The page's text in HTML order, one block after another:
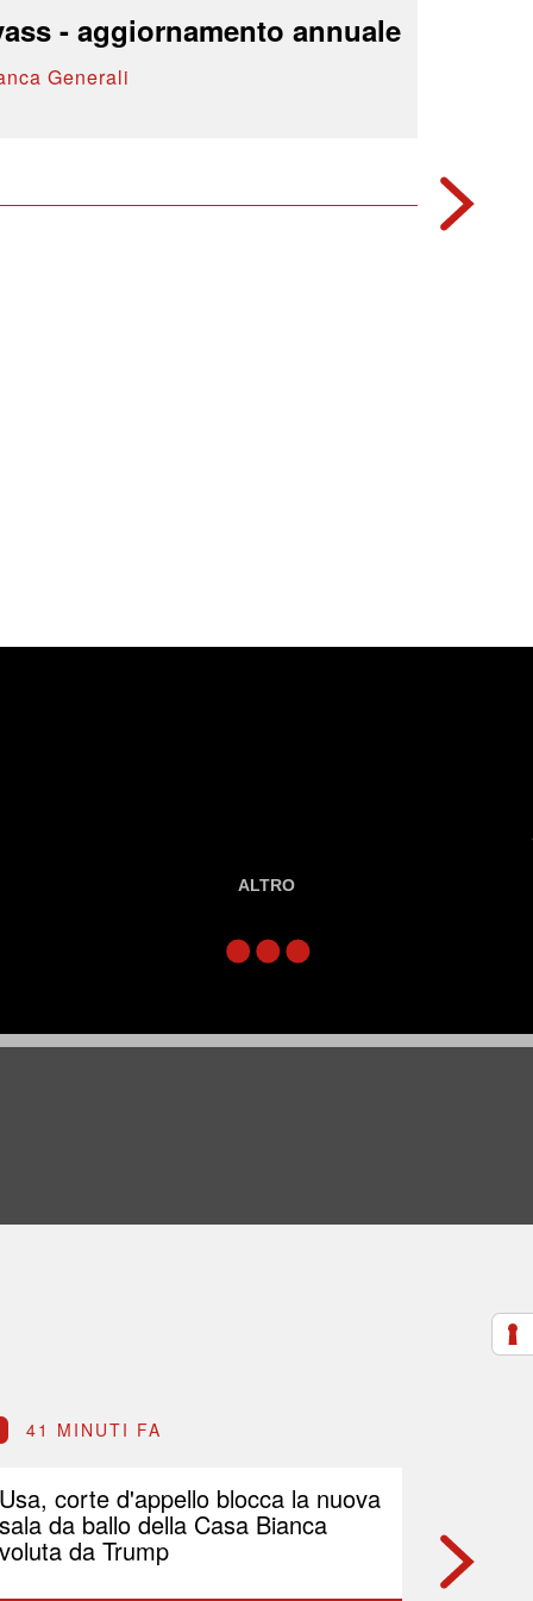
- aggiornamento annuale
Generali
ALTRO
41 MINUTI FA
Usa, corte d'appello blocca la nuova
sala da ballo della Casa Bianca
voluta da Trump